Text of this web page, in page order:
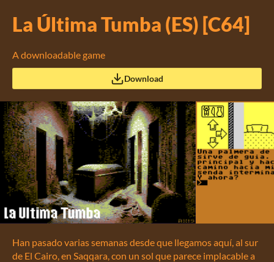
La Última Tumba (ES) [C64]
A downloadable game
Download
Han pasado varias semanas desde que llegamos aquí, al sur
de El Cairo, en Saqqara, con un sol que parece implacable a